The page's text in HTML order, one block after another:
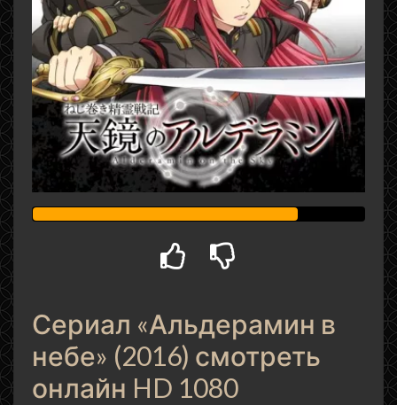
Сериал «Альдерамин в
небе» (2016) смотреть
онлайн HD 1080